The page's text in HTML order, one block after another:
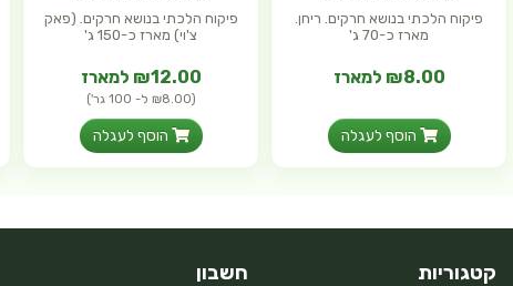
פיקוח הלכתי בנושא חרקים. ריחן.
מארז כ-70 ג'
₪8.00 למארז
הוסף לעגלה
פיקוח הלכתי בנושא חרקים. (פאק
צ'וי) מארז כ-150 ג'
₪12.00 למארז
(₪8.00 ל- 100 גר')
הוסף לעגלה
קטגוריות חשבון